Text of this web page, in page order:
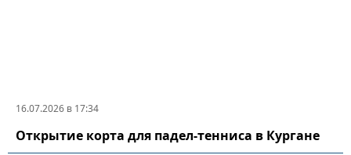
16.07.2026 в 17:34
Открытие корта для падел-тенниса в Кургане